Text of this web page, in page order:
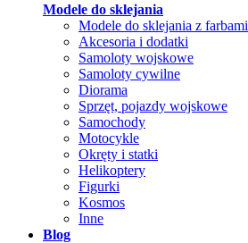
Modele do sklejania
Modele do sklejania z farbami
Akcesoria i dodatki
Samoloty wojskowe
Samoloty cywilne
Diorama
Sprzęt, pojazdy wojskowe
Samochody
Motocykle
Okręty i statki
Helikoptery
Figurki
Kosmos
Inne
Blog